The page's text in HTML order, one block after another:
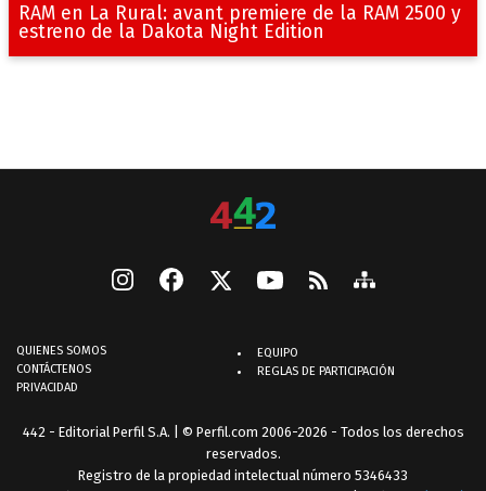
RAM en La Rural: avant premiere de la RAM 2500 y
estreno de la Dakota Night Edition
QUIENES SOMOS
CONTÁCTENOS
PRIVACIDAD
EQUIPO
REGLAS DE PARTICIPACIÓN
442 - Editorial Perfil S.A. | © Perfil.com 2006-2026 - Todos los derechos
reservados.
Registro de la propiedad intelectual número 5346433